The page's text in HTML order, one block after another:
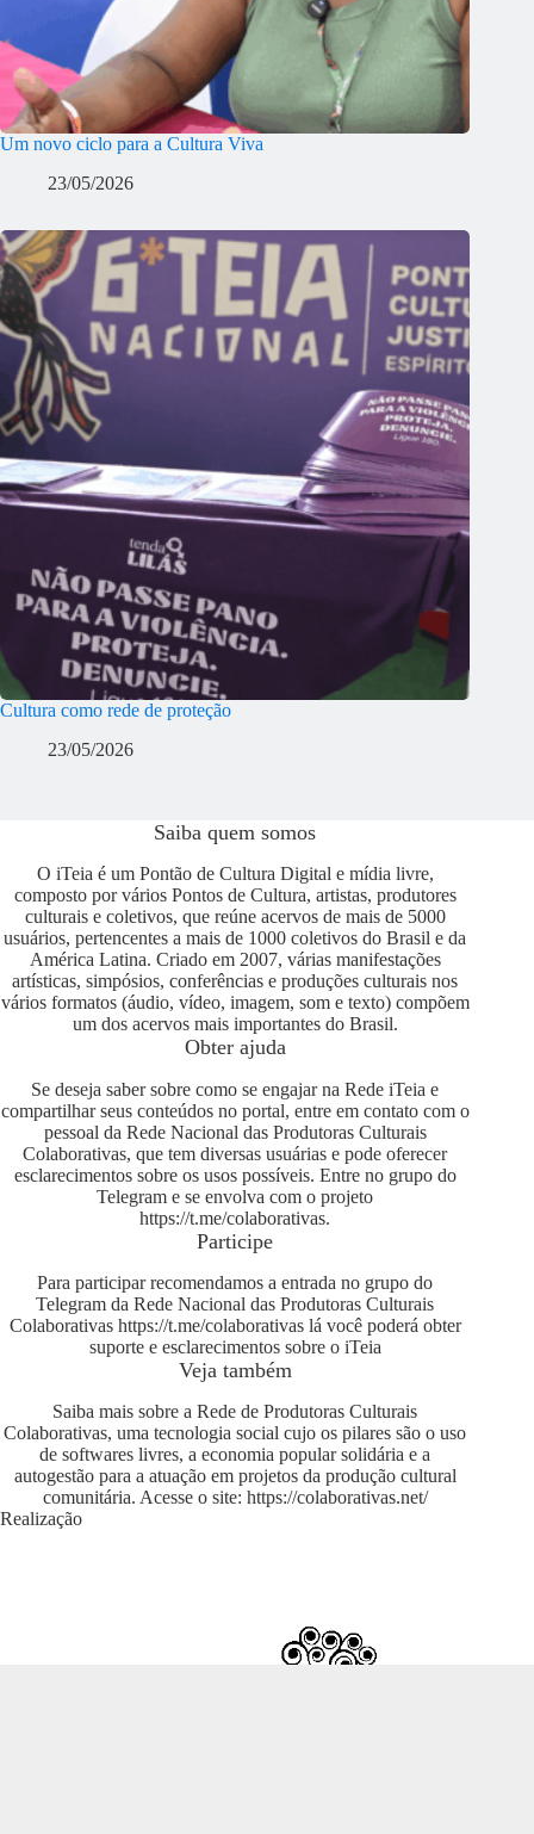
Um novo ciclo para a Cultura Viva
23/05/2026
Cultura como rede de proteção
23/05/2026
Saiba quem somos
O iTeia é um Pontão de Cultura Digital e mídia livre,
composto por vários Pontos de Cultura, artistas, produtores
culturais e coletivos, que reúne acervos de mais de 5000
usuários, pertencentes a mais de 1000 coletivos do Brasil e da
América Latina. Criado em 2007, várias manifestações
artísticas, simpósios, conferências e produções culturais nos
vários formatos (áudio, vídeo, imagem, som e texto) compõem
um dos acervos mais importantes do Brasil.
Obter ajuda
Se deseja saber sobre como se engajar na Rede iTeia e
compartilhar seus conteúdos no portal, entre em contato com o
pessoal da Rede Nacional das Produtoras Culturais
Colaborativas, que tem diversas usuárias e pode oferecer
esclarecimentos sobre os usos possíveis. Entre no grupo do
Telegram e se envolva com o projeto
https://t.me/colaborativas.
Participe
Para participar recomendamos a entrada no grupo do
Telegram da Rede Nacional das Produtoras Culturais
Colaborativas https://t.me/colaborativaslá você poderá obter
suporte e esclarecimentos sobre o iTeia
Veja também
Saiba mais sobre a Rede de Produtoras Culturais
Colaborativas, uma tecnologia social cujo os pilares são o uso
de softwares livres, a economia popular solidária e a
autogestão para a atuação em projetos da produção cultural
comunitária. Acesse o site: https://colaborativas.net/
Realização